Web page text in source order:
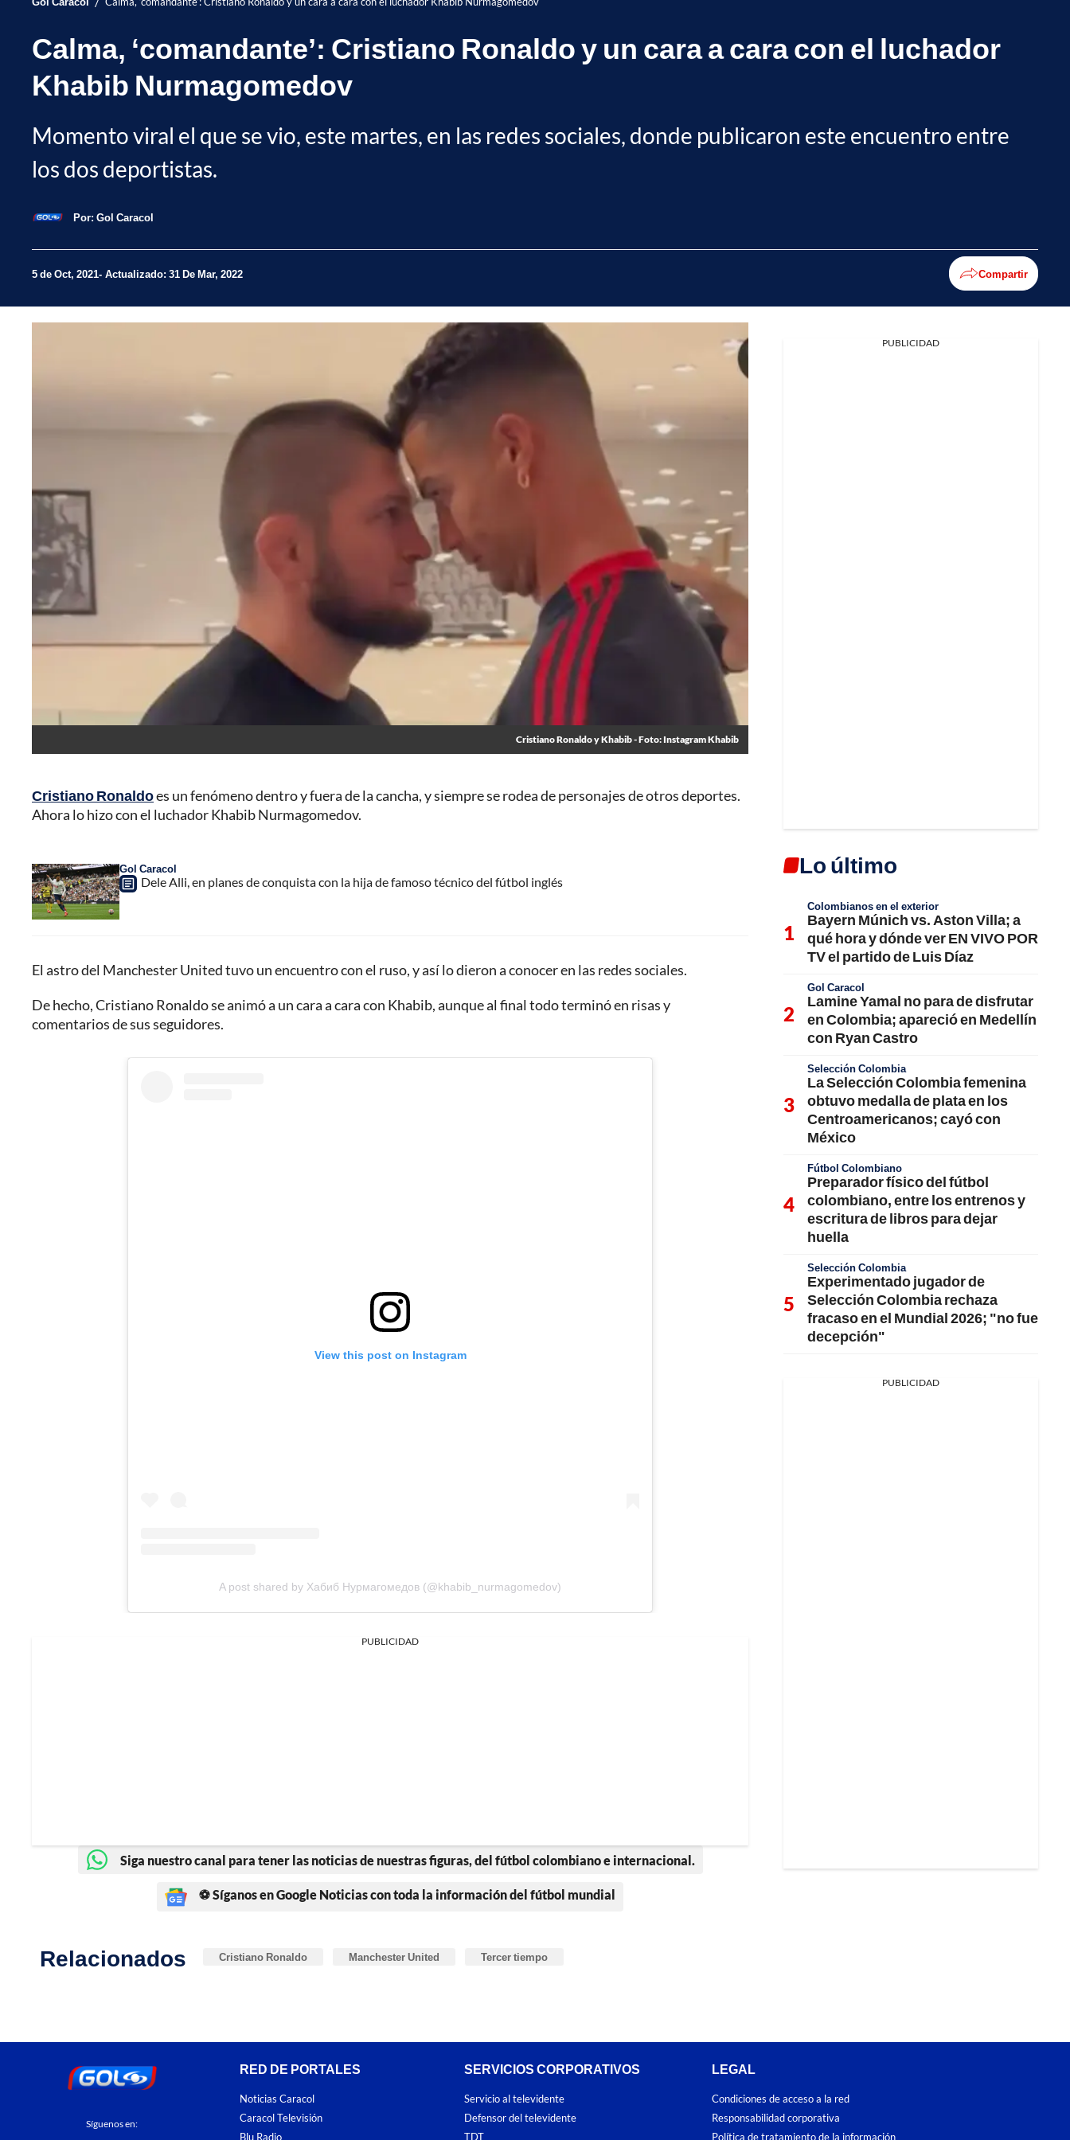
Calma, ‘comandante’: Cristiano Ronaldo y un cara a cara con el luchador
Khabib Nurmagomedov
Momento viral el que se vio, este martes, en las redes sociales, donde publicaron este encuentro entre
los dos deportistas.
Por: Gol Caracol
5 de Oct, 2021 Actualizado: 31 De Mar, 2022 Compartir
Cristiano Ronaldo y Khabib - Foto: Instagram Khabib
Cristiano Ronaldoes un fenómeno dentro y fuera de la cancha, y siempre se rodea de personajes de otros deportes.
Ahora lo hizo con el luchador Khabib Nurmagomedov.
Gol Caracol
Dele Alli, en planes de conquista con la hija de famoso técnico del fútbol inglés
El astro del Manchester United tuvo un encuentro con el ruso, y así lo dieron a conocer en las redes sociales.
De hecho, Cristiano Ronaldo se animó a un cara a cara con Khabib, aunque al final todo terminó en risas y
comentarios de sus seguidores.
View this post on Instagram
A post shared by Хабиб Нурмагомедов (@khabib_nurmagomedov)
PUBLICIDAD
Siga nuestro canal para tener las noticias de nuestras figuras, del fútbol colombiano e internacional.
⚽ Síganos en Google Noticias con toda la información del fútbol mundial
Relacionados Cristiano Ronaldo Manchester United Tercer tiempo
PUBLICIDAD
Lo último
Colombianos en el exterior
Bayern Múnich vs. Aston Villa; a
qué hora y dónde ver EN VIVO POR
TV el partido de Luis Díaz
Gol Caracol
Lamine Yamal no para de disfrutar
en Colombia; apareció en Medellín
con Ryan Castro
Selección Colombia
La Selección Colombia femenina
obtuvo medalla de plata en los
Centroamericanos; cayó con
México
Fútbol Colombiano
Preparador físico del fútbol
colombiano, entre los entrenos y
escritura de libros para dejar
huella
Selección Colombia
Experimentado jugador de
Selección Colombia rechaza
fracaso en el Mundial 2026; "no fue
decepción"
PUBLICIDAD
Síguenos en:
RED DE PORTALES
Noticias Caracol
Caracol Televisión
Blu Radio
SERVICIOS CORPORATIVOS
Servicio al televidente
Defensor del televidente
TDT
LEGAL
Condiciones de acceso a la red
Responsabilidad corporativa
Política de tratamiento de la información